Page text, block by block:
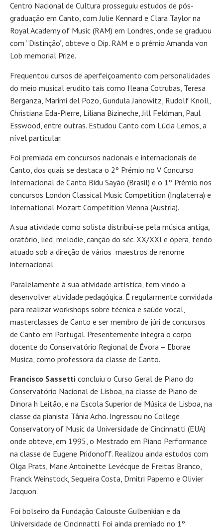
Centro Nacional de Cultura prosseguiu estudos de pós-
graduação em Canto, com Julie Kennard e Clara Taylor na
Royal Academy of Music (RAM) em Londres, onde se graduou
com “Distinção”, obteve o Dip. RAM e o prémio Amanda von
Lob memorial Prize.
Frequentou cursos de aperfeiçoamento com personalidades
do meio musical erudito tais como Ileana Cotrubas, Teresa
Berganza, Marimi del Pozo, Gundula Janowitz, Rudolf Knoll,
Christiana Eda-Pierre, Liliana Bizineche, Jill Feldman, Paul
Esswood, entre outras. Estudou Canto com Lúcia Lemos, a
nível particular.
Foi premiada em concursos nacionais e internacionais de
Canto, dos quais se destaca o 2º Prémio no V Concurso
Internacional de Canto Bidu Sayão (Brasil) e o 1º Prémio nos
concursos London Classical Music Competition (Inglaterra) e
International Mozart Competition Vienna (Austria).
A sua atividade como solista distribui-se pela música antiga,
oratório, lied, melodie, canção do séc. XX/XXI e ópera, tendo
atuado sob a direção de vários maestros de renome
internacional.
Paralelamente à sua atividade artística, tem vindo a
desenvolver atividade pedagógica. É regularmente convidada
para realizar workshops sobre técnica e saúde vocal,
masterclasses de Canto e ser membro de júri de concursos
de Canto em Portugal. Presentemente integra o corpo
docente do Conservatório Regional de Évora – Eborae
Musica, como professora da classe de Canto.
Francisco Sassetti concluiu o Curso Geral de Piano do
Conservatório Nacional de Lisboa, na classe de Piano de
Dinora h Leitão, e na Escola Superior de Música de Lisboa, na
classe da pianista Tânia Acho. Ingressou no College
Conservatory of Music da Universidade de Cincinnatti (EUA)
onde obteve, em 1995, o Mestrado em Piano Performance
na classe de Eugene Pridonoff. Realizou ainda estudos com
Olga Prats, Marie Antoinette Levécque de Freitas Branco,
Franck Weinstock, Sequeira Costa, Dmitri Papemo e Olivier
Jacquon.
Foi bolseiro da Fundação Calouste Gulbenkian e da
Universidade de Cincinnatti. Foi ainda premiado no 1º